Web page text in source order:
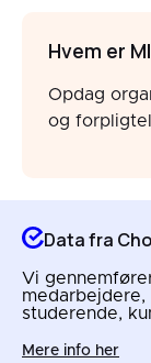
Hvem er
Opdag
og
Data fra
Vi
studerende,
Mere info her